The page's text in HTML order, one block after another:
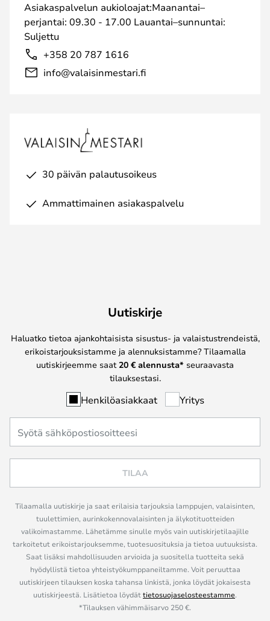
Asiakaspalvelun aukioloajat:Maanantai–
perjantai: 09.30 - 17.00 Lauantai–sunnuntai:
Suljettu
+358 20 787 1616
info@valaisinmestari.fi
30 päivän palautusoikeus
Ammattimainen asiakaspalvelu
Uutiskirje
Haluatko tietoa ajankohtaisista sisustus- ja valaistustrendeistä,
erikoistarjouksistamme ja alennuksistamme? Tilaamalla
uutiskirjeemme saat 20 € alennusta* seuraavasta
tilauksestasi.
Henkilöasiakkaat Yritys
TILAA
Tilaamalla uutiskirje ja saat erilaisia tarjouksia lamppujen, valaisinten,
tuulettimien, aurinkokennovalaisinten ja älykotituotteiden
valikoimastamme. Lähetämme sinulle myös vain uutiskirjetilaajille
tarkoitetut erikoistarjouksemme, tuotesuosituksia ja tietoa uutuuksista.
Saat lisäksi mahdollisuuden arvioida ja suositella tuotteita sekä
hyödyllistä tietoa yhteistyökumppaneiltamme. Voit peruuttaa
uutiskirjeen tilauksen koska tahansa linkistä, jonka löydät jokaisesta
uutiskirjeestä. Lisätietoa löydättietosuojaselosteestamme.
*Tilauksen vähimmäisarvo 250 €.